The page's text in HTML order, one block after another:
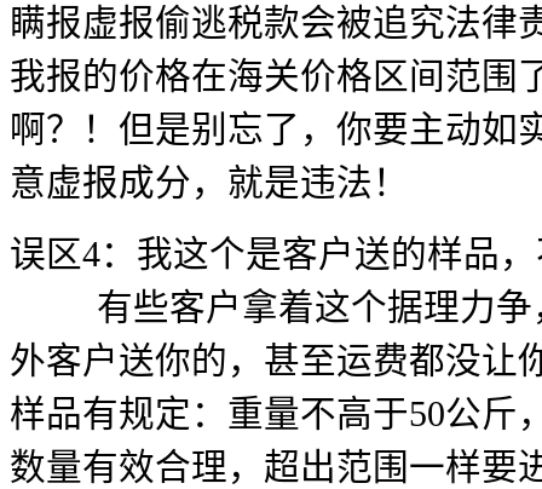
瞒报虚报偷逃税款会被追究法律
我报的价格在海关价格区间范围
啊？！但是别忘了，你要主动如
意虚报成分，就是违法！
误区4：我这个是客户送的样品
有些客户拿着这个据理力争
外客户送你的，甚至运费都没让
样品有规定：重量不高于50公斤
数量有效合理，超出范围一样要